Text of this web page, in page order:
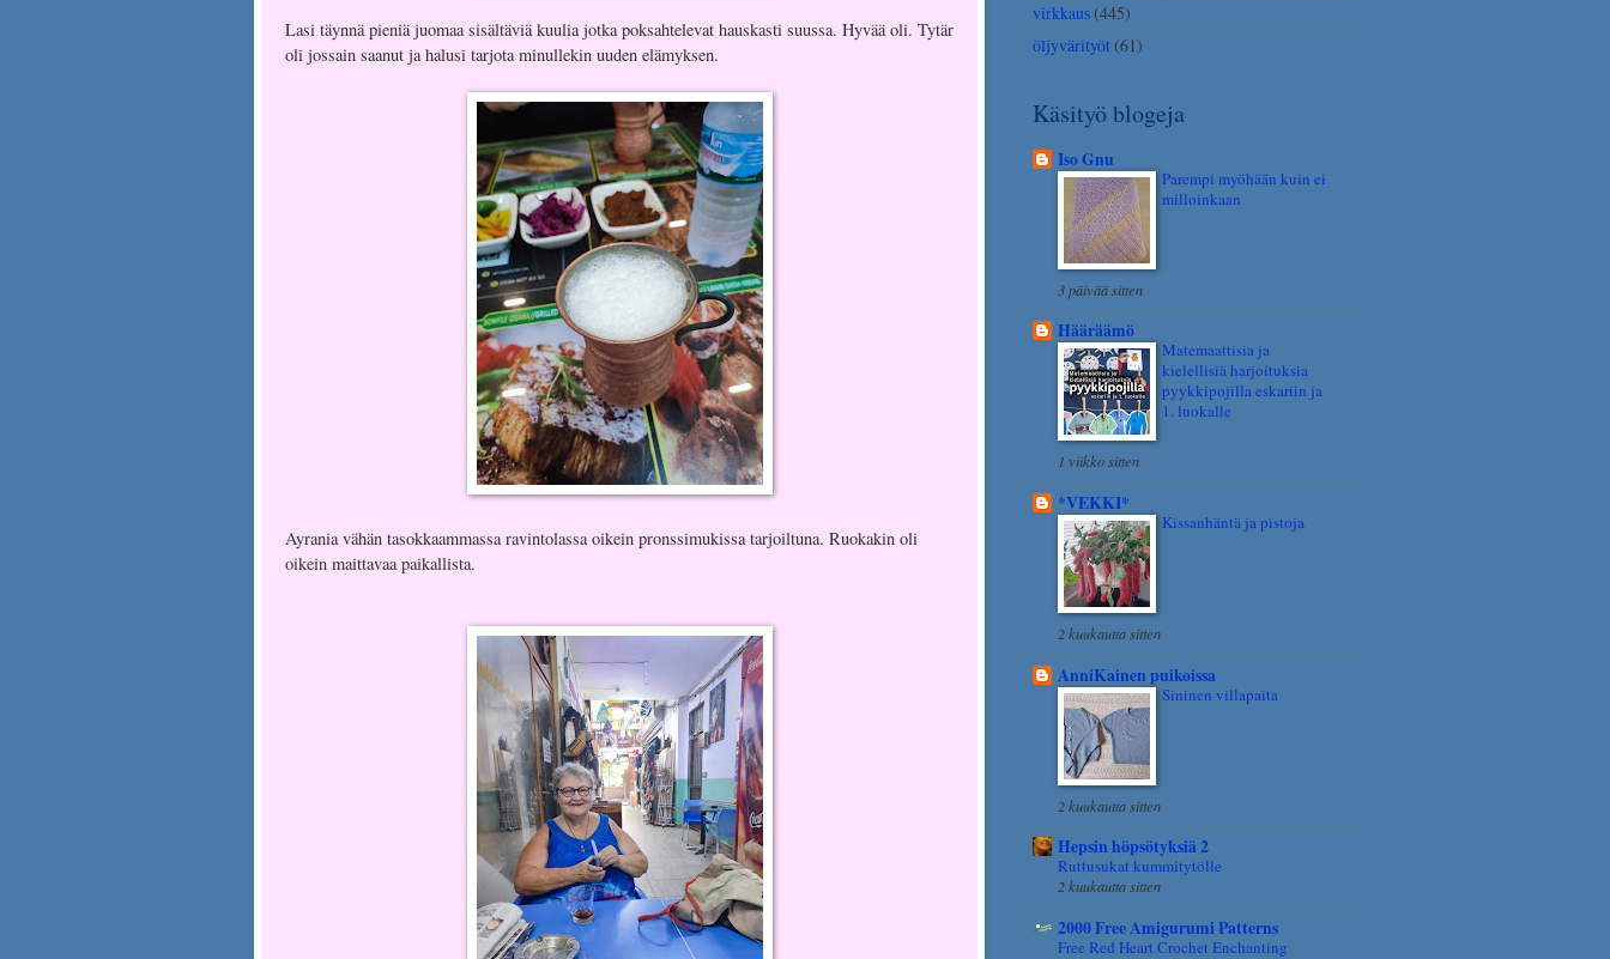
Lasi täynnä pieniä juomaa sisältäviä kuulia jotka poksahtelevat hauskasti suussa. Hyvää oli. Tytär
oli jossain saanut ja halusi tarjota minullekin uuden elämyksen.
Ayrania vähän tasokkaammassa ravintolassa oikein pronssimukissa tarjoiltuna. Ruokakin oli
oikein maittavaa paikallista.
virkkaus(445)
öljyvärityöt (61)
Käsityö blogeja
Iso Gnu
Parempi myöhään kuin ei
milloinkaan
3 päivää sitten
Hääräämö
Matemaattisia ja
kielellisiä harjoituksia
pyykkipojilla eskariin ja
1. luokalle
1 viikko sitten
*VEKKI*
Kissanhäntä ja pistoja
2 kuukautta sitten
AnniKainen puikoissa
Sininen villapaita
2 kuukautta sitten
Hepsin höpsötyksiä 2
Ruttusukat kummitytölle
2 kuukautta sitten
2000 Free Amigurumi Patterns
Free Red Heart Crochet Enchanting